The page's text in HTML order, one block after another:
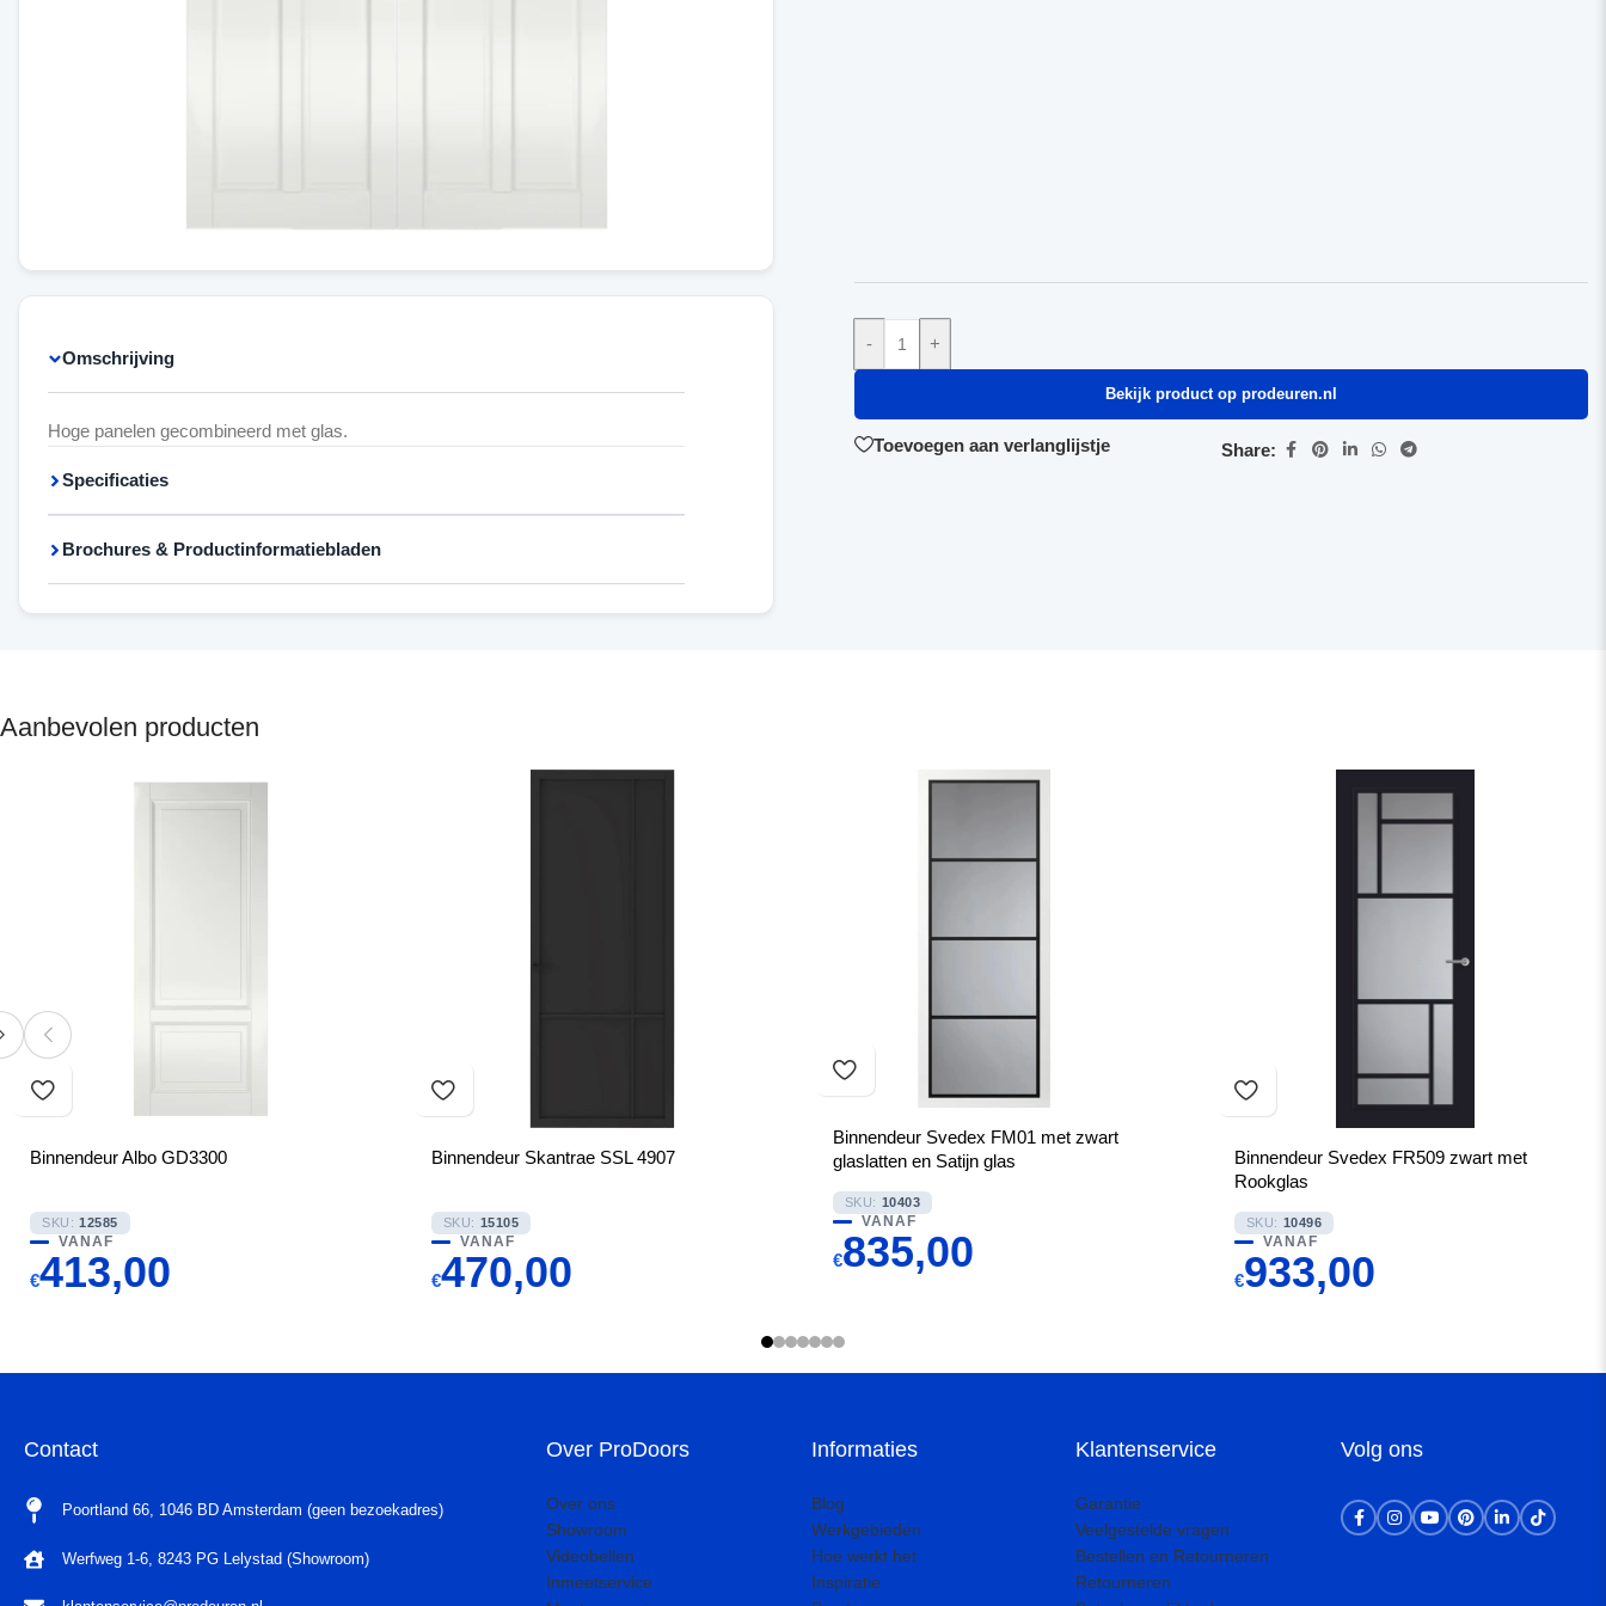
Omschrijving
Hoge panelen gecombineerd met glas.
Specificaties
Brochures & Productinformatiebladen
- +
Bekijk product op prodeuren.nl
Toevoegen aan verlanglijstje Share:
Aanbevolen producten
Binnendeur Albo GD3300
SKU: 12585
VANAF
€413,00
Binnendeur Skantrae SSL 4907
SKU: 15105
VANAF
€470,00
Binnendeur Svedex FM01 met zwart
glaslatten en Satijn glas
SKU: 10403
VANAF
€835,00
Binnendeur Svedex FR509 zwart met
Rookglas
SKU: 10496
VANAF
€933,00
Contact
Poortland 66, 1046 BD Amsterdam (geen bezoekadres)
Werfweg 1-6, 8243 PG Lelystad (Showroom)
Over ProDoors
Over ons
Showroom
Videobellen
Inmeetservice
Informaties
Blog
Werkgebieden
Hoe werkt het
Inspiratie
Klantenservice
Garantie
Veelgestelde vragen
Bestellen en Retourneren
Retourneren
Volg ons